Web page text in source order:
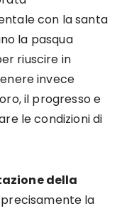
con la santa
la pasqua
riuscire in
invece
il progresso e
le condizioni di
della
precisamente la